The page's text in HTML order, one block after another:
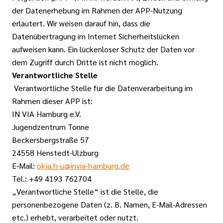
der Datenerhebung im Rahmen der APP-Nutzung
erläutert. Wir weisen darauf hin, dass die
Datenübertragung im Internet Sicherheitslücken
aufweisen kann. Ein lückenloser Schutz der Daten vor
dem Zugriff durch Dritte ist nicht möglich.
Verantwortliche Stelle
Verantwortliche Stelle für die Datenverarbeitung im
Rahmen dieser APP ist:
IN VIA Hamburg e.V.
Jugendzentrum Tonne
Beckersbergstraße 57
24558 Henstedt-Ulzburg
E-Mail: okja.h-u@invia-hamburg.de
Tel.: +49 4193 762704
„Verantwortliche Stelle“ ist die Stelle, die
personenbezogene Daten (z. B. Namen, E-Mail-Adressen
etc.) erhebt, verarbeitet oder nutzt.